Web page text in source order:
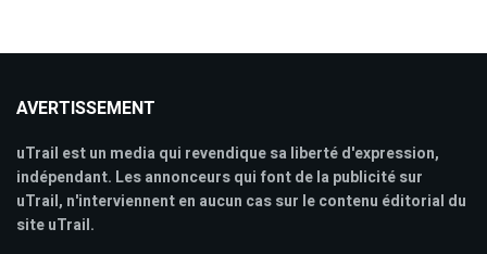
AVERTISSEMENT
uTrail est un media qui revendique sa liberté d'expression,
indépendant. Les annonceurs qui font de la publicité sur
uTrail, n'interviennent en aucun cas sur le contenu éditorial du
site uTrail.